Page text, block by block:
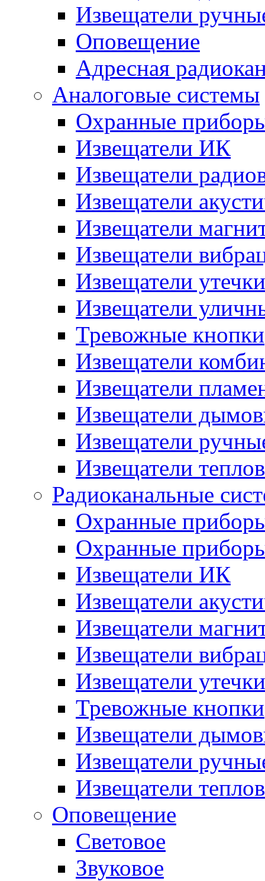
Извещатели
Оповещение
Адресная
Аналоговые системы
Охранные
Извещатели ИК
Извещатели
Извещатели
Извещатели
Извещатели
Извещатели утечки
Извещатели
Тревожные кнопки
Извещатели
Извещатели
Извещатели
Извещатели
Извещатели
Радиоканальные
Охранные
Охранные
Извещатели ИК
Извещатели
Извещатели
Извещатели
Извещатели утечки
Тревожные кнопки
Извещатели
Извещатели
Извещатели
Оповещение
Световое
Звуковое